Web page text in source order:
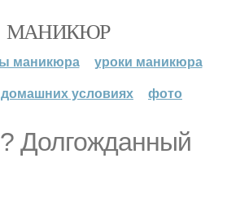
МАНИКЮР
маникюра
уроки маникюра
условиях
фото
Долгожданный